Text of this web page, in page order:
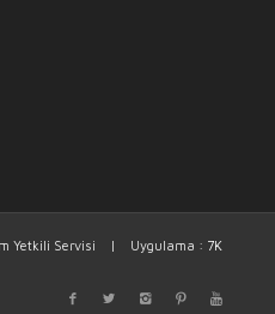
Yetkili Servisi | Uygulama : 7K